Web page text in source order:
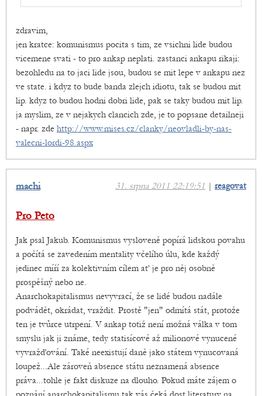
zdravim,
jen kratce: komunismus pocita s tim, ze vsichni lide budou
vicemene svati - to pro ankap neplati. zastanci ankapu rikaji:
bezohledu na to jaci lide jsou, budou se mit lepe v ankapu nez
ve state. i kdyz to bude banda zlejch idiotu, tak se budou mit
lip. kdyz to budou hodni dobri lide, pak se taky budou mit lip.
ja myslim, ze v nejakych clancich zde, je to popsane detailneji
- napr. zde http://www.mises.cz/clanky/neovladli-by-nas-
valecni-lordi-98.aspx
31. srpna 2011 22:19:51 | reagovat
machi
Pro Peto
Jak psal Jakub. Komunismus vysloveně popírá lidskou povahu
a počítá se zavedením mentality včelího úlu, kde každý
jedinec míří za kolektivním cílem ať je pro něj osobně
prospěšný nebo ne.
Anarchokapitalismus nevyvrací, že se lidé budou nadále
podvádět, okrádat, vraždit. Prostě "jen" odmítá stát, protože
ten je tvůrce utrpení. V ankap totiž není možná válka v tom
smyslu jak ji známe, tedy statisícové až milionové vynucené
vyvražďování. Také neexistují daně jako státem vynucovaná
loupež...Ale zároveň absence státu neznamená absence
práva...tohle je fakt diskuze na dlouho. Pokud máte zájem o